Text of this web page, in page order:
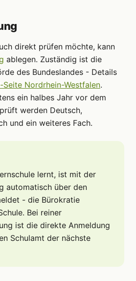
direkt prüfen möchte, kann
ablegen. Zuständig ist die
des Bundeslandes - Details
Seite Nordrhein-Westfalen.
ein halbes Jahr vor dem
werden Deutsch,
und ein weiteres Fach.
lernt, ist mit der
automatisch über den
- die Bürokratie
Bei reiner
ist die direkte Anmeldung
Schulamt der nächste